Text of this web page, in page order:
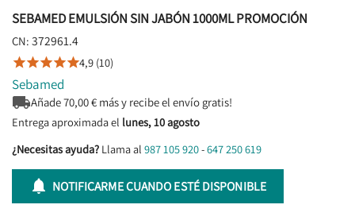
SEBAMED EMULSIÓN SIN JABÓN 1000ML PROMOCIÓN
CN: 372961.4
4,9 (10)
Sebamed
Añade70,00€ más y recibe el envío gratis!
Entrega aproximada el lunes, 10 agosto
¿Necesitas ayuda? Llama al 987 105 920-647 250 619
 NOTIFICARME CUANDO ESTÉ DISPONIBLE